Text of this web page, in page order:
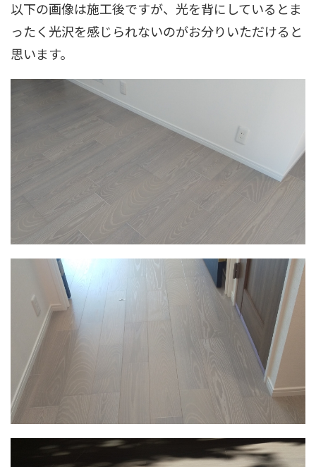
以下の画像は施工後ですが、光を背にしているとま
ったく光沢を感じられないのがお分りいただけると
思います。